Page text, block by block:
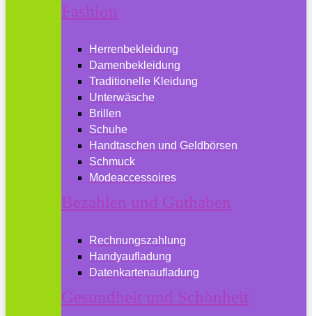
Fashion
Herrenbekleidung
Damenbekleidung
Traditionelle Kleidung
Unterwäsche
Brillen
Schuhe
Handtaschen und Geldbörsen
Schmuck
Modeaccessoires
Bezahlen und Guthaben
Rechnungszahlung
Handyaufladung
Datenkartenaufladung
Gesundheit und Schönheit